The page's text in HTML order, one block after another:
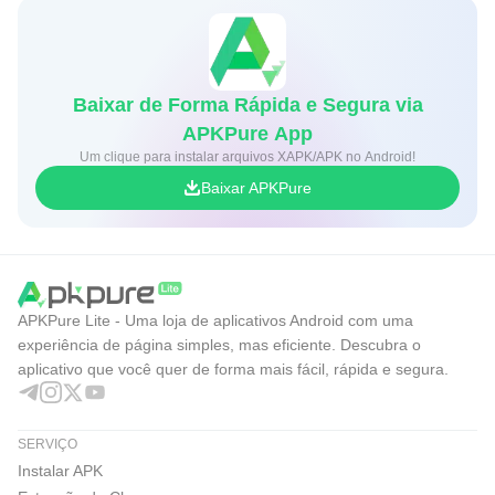
Baixar de Forma Rápida e Segura via
APKPure App
Um clique para instalar arquivos XAPK/APK no Android!
Baixar APKPure
APKPure Lite - Uma loja de aplicativos Android com uma
experiência de página simples, mas eficiente. Descubra o
aplicativo que você quer de forma mais fácil, rápida e segura.
SERVIÇO
Instalar APK